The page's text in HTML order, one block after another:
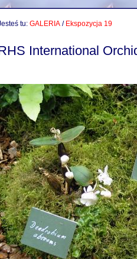
tu: GALERIA / Ekspozycja 19
International